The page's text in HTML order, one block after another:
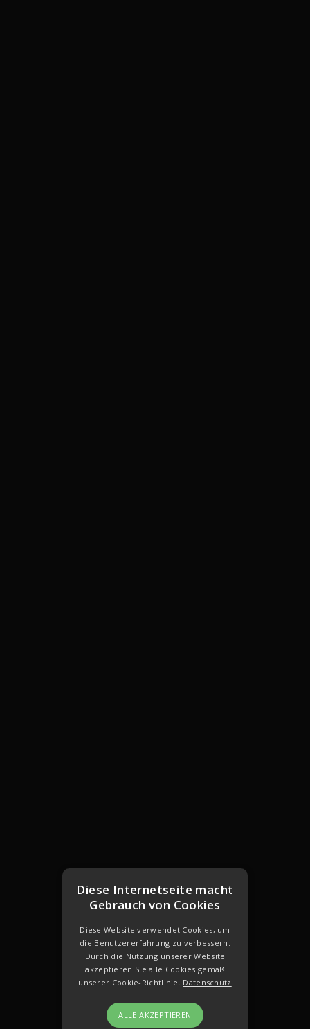
Diese Internetseite macht
Gebrauch von Cookies
Diese Website verwendet Cookies, um
die Benutzererfahrung zu verbessern.
Durch die Nutzung unserer Website
akzeptieren Sie alle Cookies gemäß
unserer Cookie-Richtlinie. Datenschutz
ALLE AKZEPTIEREN